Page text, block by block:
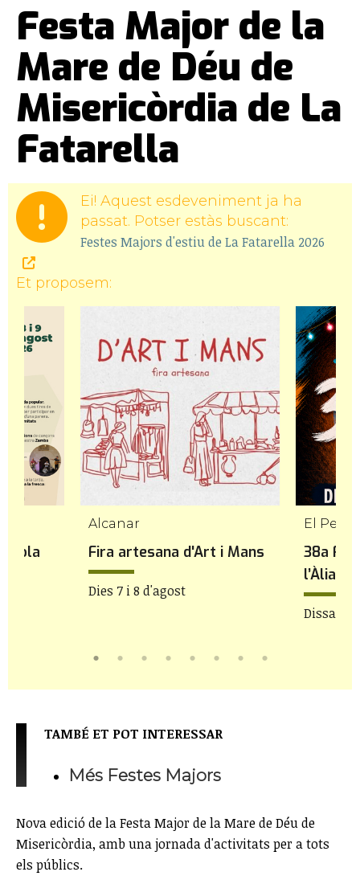
Festa Major de la
Mare de Déu de
Misericòrdia de La
Fatarella
Ei! Aquest esdeveniment ja ha
passat. Potser estàs buscant:
Festes Majors d'estiu de La Fatarella 2026
Et proposem:
Alcanar
Fira artesana d'Art i Mans
Dies 7 i 8 d'agost
El
38a
l’Àlia
Dissabte
TAMBÉ ET POT INTERESSAR
Més Festes Majors
Nova edició de la Festa Major de la Mare de Déu de
Misericòrdia, amb una jornada d'activitats per a tots
els públics.